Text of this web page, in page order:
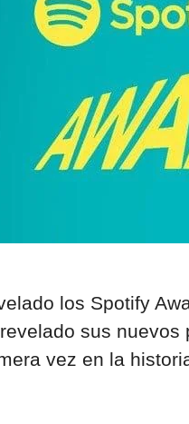
los Spotify
sus
vez en la